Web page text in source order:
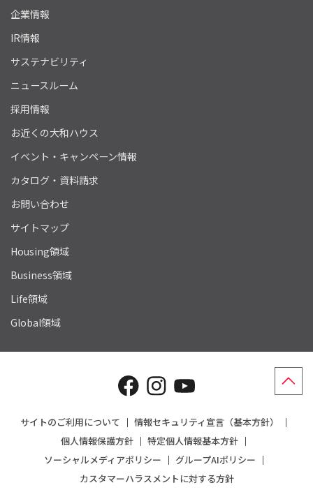
企業情報
IR情報
サステナビリティ
ニュースルーム
採用情報
お近くの大和ハウス
イベント・キャンペーン情報
カタログ・資料請求
お問い合わせ
サイトマップ
Housing領域
Business領域
Life領域
Global領域
サイトのご利用について
情報セキュリティ宣言（基本方針）
個人情報保護方針
特定個人情報基本方針
ソーシャルメディアポリシー
グループAIポリシー
カスタマーハラスメントに対する方針